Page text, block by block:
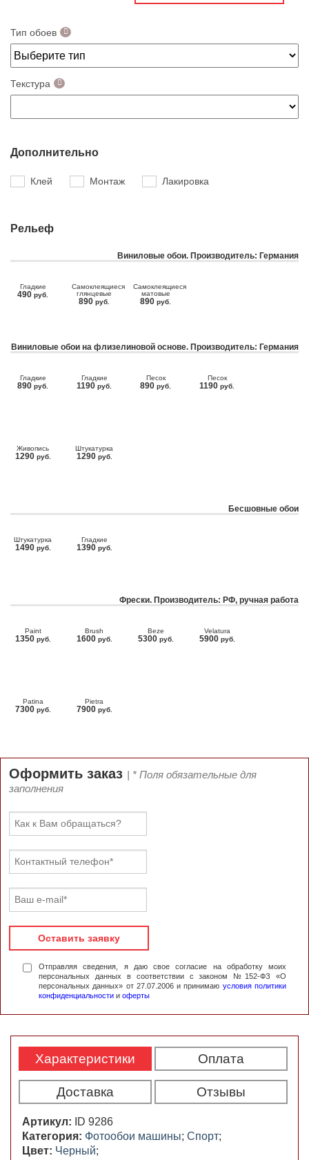
Тип обоев
Текстура
Дополнительно
Клей Монтаж Лакировка
Рельеф
Виниловые обои. Производитель: Германия
Гладкие
490 руб.
Самоклеящиеся
глянцевые
890 руб.
Самоклеящиеся
матовые
890 руб.
Виниловые обои на флизелиновой основе. Производитель: Германия
Гладкие
890 руб.
Гладкие
1190 руб.
Песок
890 руб.
Песок
1190 руб.
Живопись
1290 руб.
Штукатурка
1290 руб.
Бесшовные обои
Штукатурка
1490 руб.
Гладкие
1390 руб.
Фрески. Производитель: РФ, ручная работа
Paint
1350 руб.
Brush
1600 руб.
Beze
5300 руб.
Velatura
5900 руб.
Patina
7300 руб.
Pietra
7900 руб.
Оформить заказ | * Поля обязательные для
заполнения
Оставить заявку
Отправляя сведения, я даю свое согласие на обработку моих
персональных данных в соответствии с законом №152-ФЗ «О
персональных данных» от 27.07.2006 и принимаю условия политики
конфиденциальности и оферты
Характеристики Оплата
Доставка Отзывы
Артикул:
ID 9286
Категория: Фотообои машины; Спорт;
Цвет: Черный;